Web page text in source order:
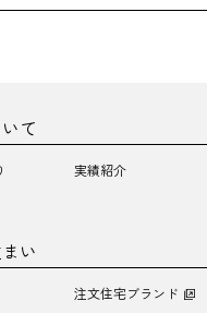
て
実績紹介
い
注文住宅ブランド